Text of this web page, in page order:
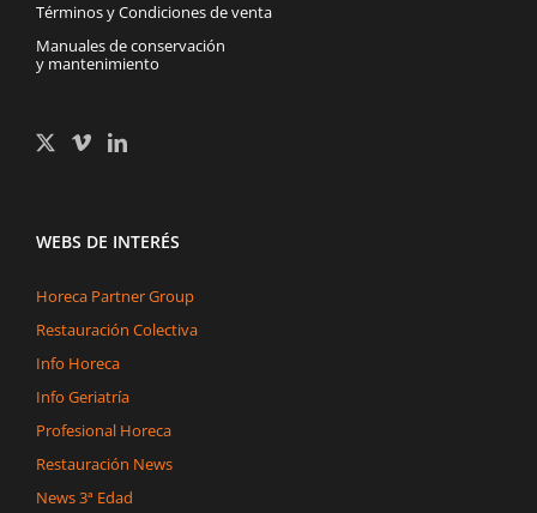
Términos y Condiciones de venta
Manuales de conservación
y mantenimiento
WEBS DE INTERÉS
Horeca Partner Group
Restauración Colectiva
Info Horeca
Info Geriatría
Profesional Horeca
Restauración News
News 3ª Edad